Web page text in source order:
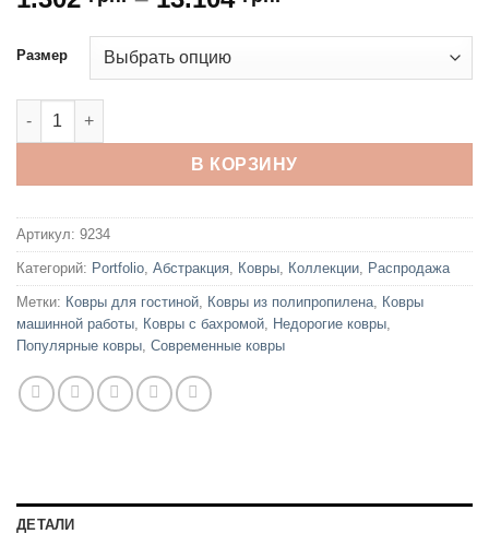
Размер
Количество товара Portfolio 03254 Cream Grey Oval
В КОРЗИНУ
Артикул: 9234
Категорий: Portfolio Абстракция Ковры Коллекции Распродажа
Метки: Ковры для гостиной Ковры из полипропилена Ковры
машинной работы Ковры с бахромой Недорогие ковры
Популярные ковры Современные ковры
ДЕТАЛИ